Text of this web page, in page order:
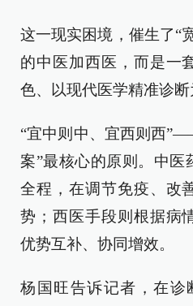
这一现实困境，催生了“
的中医加西医，而是一
色、以现代医学精准诊断
“宜中则中、宜西则西
案”最核心的原则。中医
全程，在调节免疫、改
势；西医手段则根据病
优势互补、协同增效。
杨国旺告诉记者，在诊